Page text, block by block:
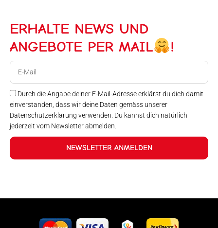
ERHALTE NEWS UND
ANGEBOTE PER MAIL
!
Durch die Angabe deiner E-Mail-Adresse erklärst du dich damit
einverstanden, dass wir deine Daten gemäss unserer
Datenschutzerklärung verwenden. Du kannst dich natürlich
jederzeit vom Newsletter abmelden.
NEWSLETTER ANMELDEN